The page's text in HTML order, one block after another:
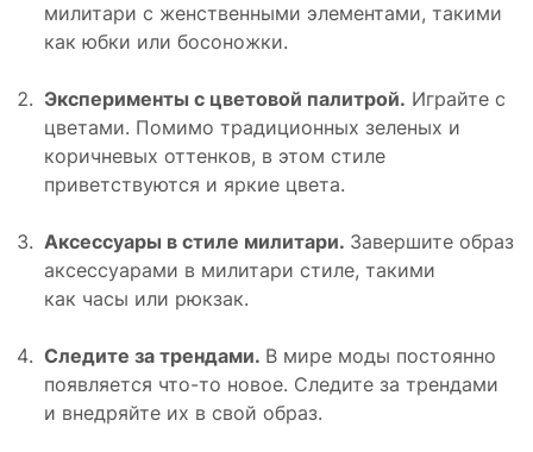
милитари с женственными элементами, такими
как юбки или босоножки.
Эксперименты с цветовой палитрой. Играйте с
цветами. Помимо традиционных зеленых и
коричневых оттенков, в этом стиле
приветствуются и яркие цвета.
Аксессуары в стиле милитари. Завершите образ
аксессуарами в милитари стиле, такими
как часы или рюкзак.
Следите за трендами. В мире моды постоянно
появляется что-то новое. Следите за трендами
и внедряйте их в свой образ.